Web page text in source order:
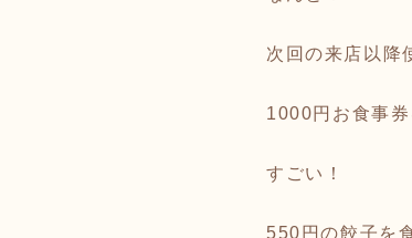
次回の来店以降
1000円お食事券
すごい！
550円の餃子を